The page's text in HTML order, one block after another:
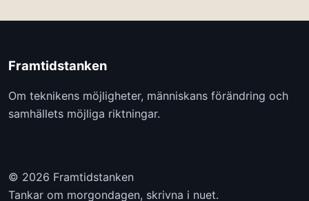
Framtidstanken
Om teknikens möjligheter, människans förändring och
samhällets möjliga riktningar.
© 2026 Framtidstanken
Tankar om morgondagen, skrivna i nuet.